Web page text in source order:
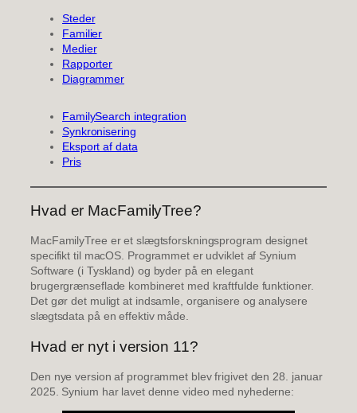
Steder
Familier
Medier
Rapporter
Diagrammer
FamilySearch integration
Synkronisering
Eksport af data
Pris
Hvad er MacFamilyTree?
MacFamilyTree er et slægtsforskningsprogram designet
specifikt til macOS. Programmet er udviklet af Synium
Software (i Tyskland) og byder på en elegant
brugergrænseflade kombineret med kraftfulde funktioner.
Det gør det muligt at indsamle, organisere og analysere
slægtsdata på en effektiv måde.
Hvad er nyt i version 11?
Den nye version af programmet blev frigivet den 28. januar
2025. Synium har lavet denne video med nyhederne: